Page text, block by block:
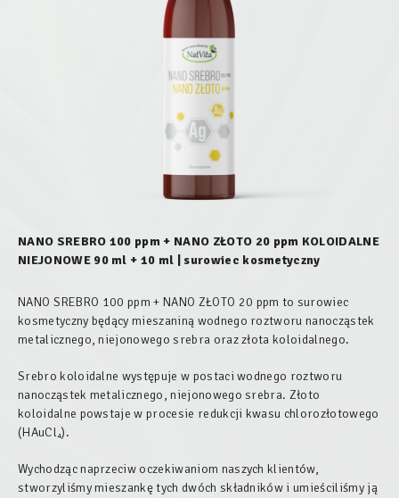
NANO SREBRO 100 ppm + NANO ZŁOTO 20 ppm KOLOIDALNE
NIEJONOWE 90 ml + 10 ml | surowiec kosmetyczny
NANO SREBRO 100 ppm + NANO ZŁOTO 20 ppm to surowiec
kosmetyczny będący mieszaniną wodnego roztworu nanocząstek
metalicznego, niejonowego srebra oraz złota koloidalnego.
Srebro koloidalne występuje w postaci wodnego roztworu
nanocząstek metalicznego, niejonowego srebra. Złoto
koloidalne powstaje w procesie redukcji kwasu chlorozłotowego
(HAuCl₄).
Wychodząc naprzeciw oczekiwaniom naszych klientów,
stworzyliśmy mieszankę tych dwóch składników i umieściliśmy ją